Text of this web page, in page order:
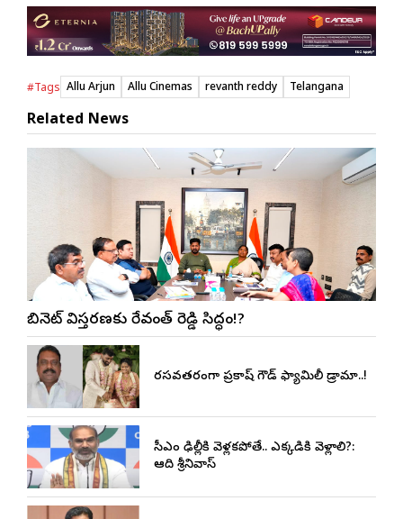
#Tags Allu Arjun Allu Cinemas revanth reddy Telangana
Related News
కేబినెట్ విస్తరణకు రేవంత్ రెడ్డి సిద్ధం!?
రసవత్తరంగా ప్రకాష్ గౌడ్ ఫ్యామిలీ డ్రామా..!
సీఎం ఢిల్లీకి వెళ్లకపోతే.. ఎక్కడికి వెళ్లాలి?:
ఆది శ్రీనివాస్